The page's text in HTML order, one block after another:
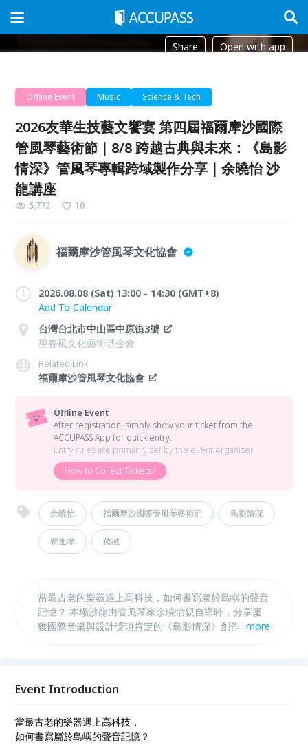
Share Open with app
Offline Event Music Science & Tech
2026友華生技藝文饗宴 第四屆福爾摩沙國際
管風琴藝術節｜8/8 跨越古典與未來：《島影
情深》管風琴專輯跨域製作分享｜余曉怡 沙
龍講座
5,772 10
福爾摩沙管風琴文化協會
2026.08.08 (Sat) 13:00 - 14:30 (GMT+8)
Add To Calendar
台灣台北市中山區中原街3號
望春風文化藝術基金會
Related Link
福爾摩沙管風琴文化協會
Offline Event
After registration, simply show your ticket from the
ACCUPASS App for quick entry.
Entry rules are primarily set by the event organizer.
How to Collect Tickets?
余曉怡 福爾摩沙國際管風琴藝術節 島影情深
管風琴 跨域
當最古老的樂器遇上高科技，如何書寫屬於島嶼的聲音
記憶？ 本場沙龍由管風琴家余曉怡親自導聆，分享屢
獲國際音樂與設計獎項肯定的《島影情深》創作歷程。
場設計，讓管風琴在古典傳統之上發展出屬於臺灣的當
一同走進這段跨域實踐的旅程，見證管風琴與時代對話
的聲音紀錄。
...more
Event Introduction
當最古老的樂器遇上高科技，
如何書寫屬於島嶼的聲音記憶？